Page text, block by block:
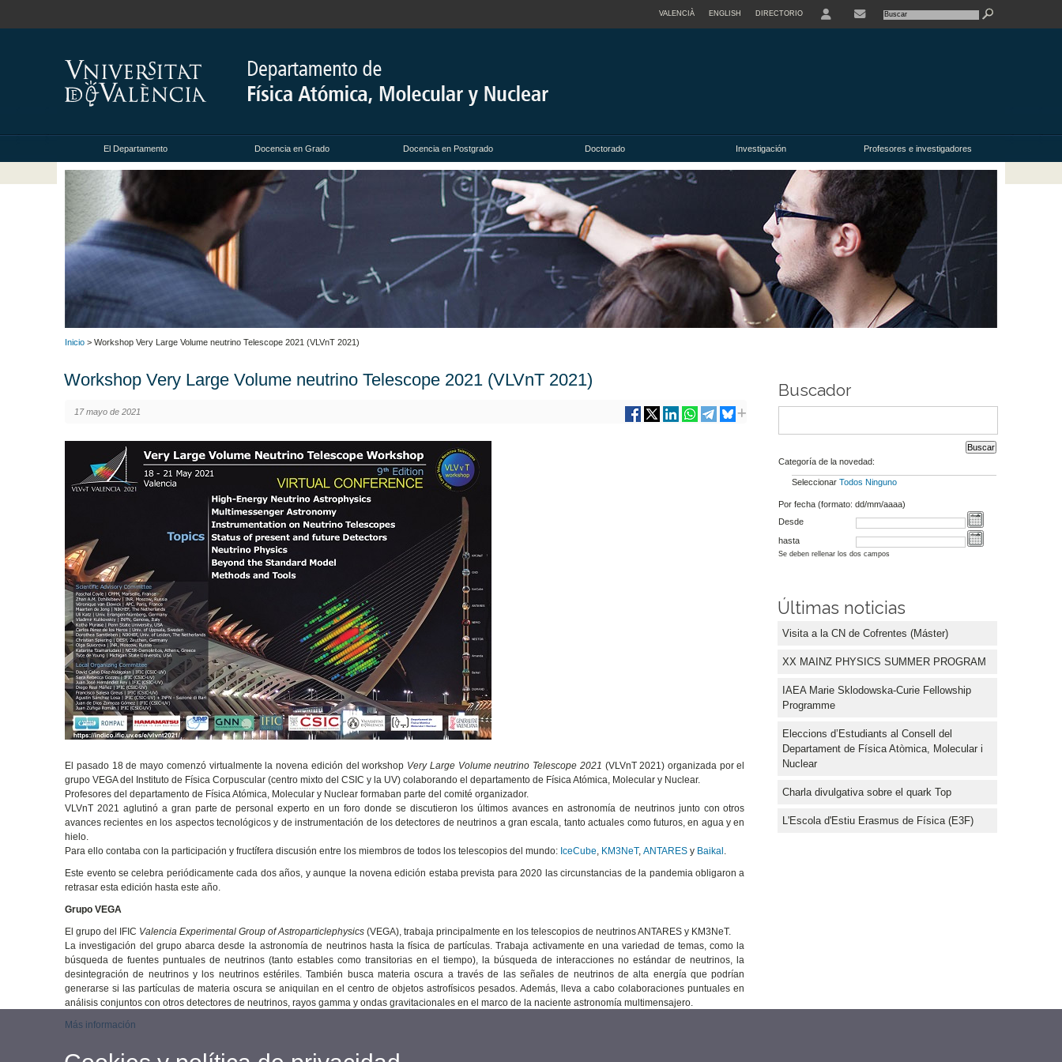
VALENCIÀ ENGLISH DIRECTORIO
El Departamento Docencia en Grado Docencia en Postgrado Doctorado Investigación Profesores e investigadores
Inicio > Workshop Very Large Volume neutrino Telescope 2021 (VLVnT 2021)
Workshop Very Large Volume neutrino Telescope 2021 (VLVnT 2021)
17 mayo de 2021
El pasado 18 de mayo comenzó virtualmente la novena edición del workshop Very Large Volume neutrino Telescope 2021 (VLVnT 2021) organizada por el
grupo VEGA del Instituto de Física Corpuscular (centro mixto del CSIC y la UV) colaborando el departamento de Física Atómica, Molecular y Nuclear.
Profesores del departamento de Física Atómica, Molecular y Nuclear formaban parte del comité organizador.
VLVnT 2021 aglutinó a gran parte de personal experto en un foro donde se discutieron los últimos avances en astronomía de neutrinos junto con otros
avances recientes en los aspectos tecnológicos y de instrumentación de los detectores de neutrinos a gran escala, tanto actuales como futuros, en agua y en
hielo.
Para ello contaba con la participación y fructífera discusión entre los miembros de todos los telescopios del mundo: IceCube, KM3NeT,ANTARES y Baikal .
Este evento se celebra periódicamente cada dos años, y aunque la novena edición estaba prevista para 2020 las circunstancias de la pandemia obligaron a
retrasar esta edición hasta este año.
Grupo VEGA
El grupo del IFIC Valencia Experimental Group of Astroparticlephysics (VEGA), trabaja principalmente en los telescopios de neutrinos ANTARES y KM3NeT.
La investigación del grupo abarca desde la astronomía de neutrinos hasta la física de partículas. Trabaja activamente en una variedad de temas, como la
búsqueda de fuentes puntuales de neutrinos (tanto estables como transitorias en el tiempo), la búsqueda de interacciones no estándar de neutrinos, la
desintegración de neutrinos y los neutrinos estériles. También busca materia oscura a través de las señales de neutrinos de alta energía que podrían
generarse si las partículas de materia oscura se aniquilan en el centro de objetos astrofísicos pesados. Además, lleva a cabo colaboraciones puntuales en
análisis conjuntos con otros detectores de neutrinos, rayos gamma y ondas gravitacionales en el marco de la naciente astronomía multimensajero.
Más información
Buscador
Categoría de la novedad:
Seleccionar Todos Ninguno
Por fecha (formato: dd/mm/aaaa)
Desde
hasta
Se deben rellenar los dos campos
Últimas noticias
Visita a la CN de Cofrentes (Máster)
XX MAINZ PHYSICS SUMMER PROGRAM
IAEA Marie Sklodowska-Curie Fellowship
Programme
Eleccions d’Estudiants al Consell del
Departament de Física Atòmica, Molecular i
Nuclear
Charla divulgativa sobre el quark Top
L'Escola d'Estiu Erasmus de Física (E3F)